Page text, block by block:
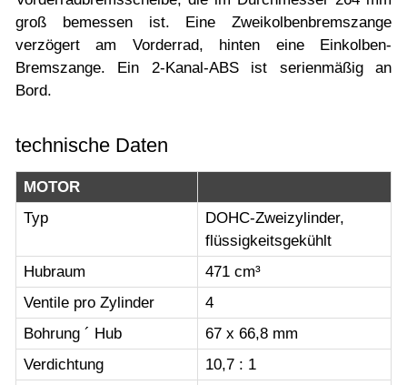
groß bemessen ist. Eine Zweikolbenbremszange
verzögert am Vorderrad, hinten eine Einkolben-
Bremszange. Ein 2-Kanal-ABS ist serienmäßig an
Bord.
technische Daten
MOTOR
Typ
DOHC-Zweizylinder,
flüssigkeitsgekühlt
Hubraum
471 cm³
Ventile pro Zylinder
4
Bohrung ´ Hub
67 x 66,8 mm
Verdichtung
10,7 : 1